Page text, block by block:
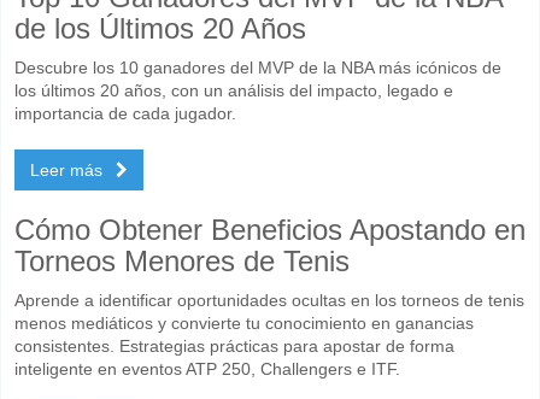
de los Últimos 20 Años
Descubre los 10 ganadores del MVP de la NBA más icónicos de
los últimos 20 años, con un análisis del impacto, legado e
importancia de cada jugador.
Leer más
Cómo Obtener Beneficios Apostando en
Torneos Menores de Tenis
Aprende a identificar oportunidades ocultas en los torneos de tenis
menos mediáticos y convierte tu conocimiento en ganancias
consistentes. Estrategias prácticas para apostar de forma
inteligente en eventos ATP 250, Challengers e ITF.